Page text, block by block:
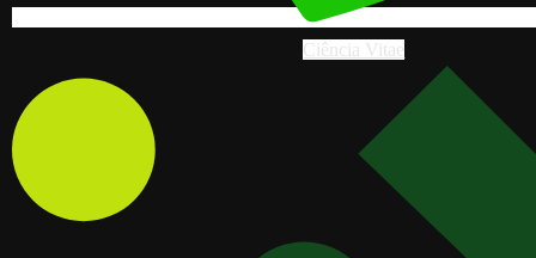
Ciência Vitae